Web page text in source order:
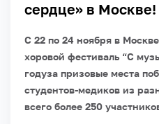
сердце» в Москве!
С 22 по 24 ноября в
хоровой фестиваль “С
годуза призовые места
студентов-медиков из
всего более 250